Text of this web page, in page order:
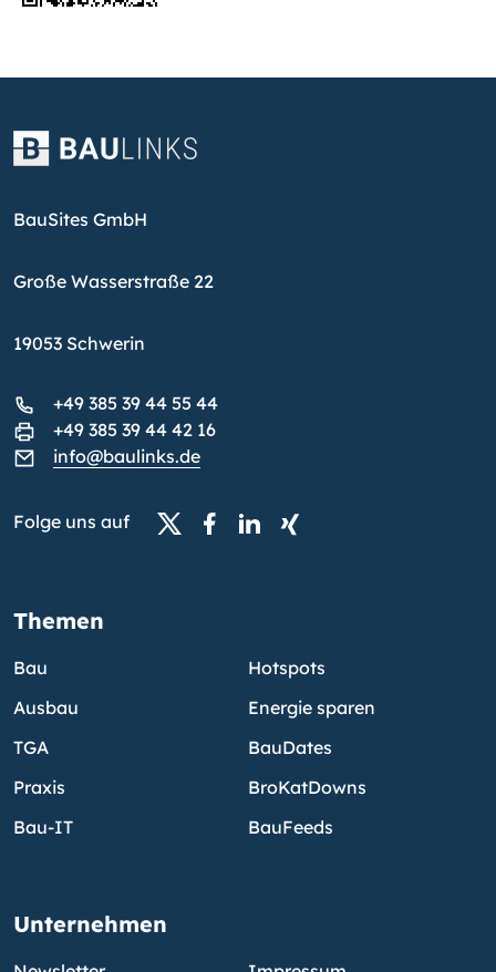
BauSites GmbH
Große Wasserstraße 22
19053 Schwerin
+49 385 39 44 55 44
+49 385 39 44 42 16
info@baulinks.de
Folge uns auf
Themen
Bau
Ausbau
TGA
Praxis
Bau-IT
Hotspots
Energie sparen
BauDates
BroKatDowns
BauFeeds
Unternehmen